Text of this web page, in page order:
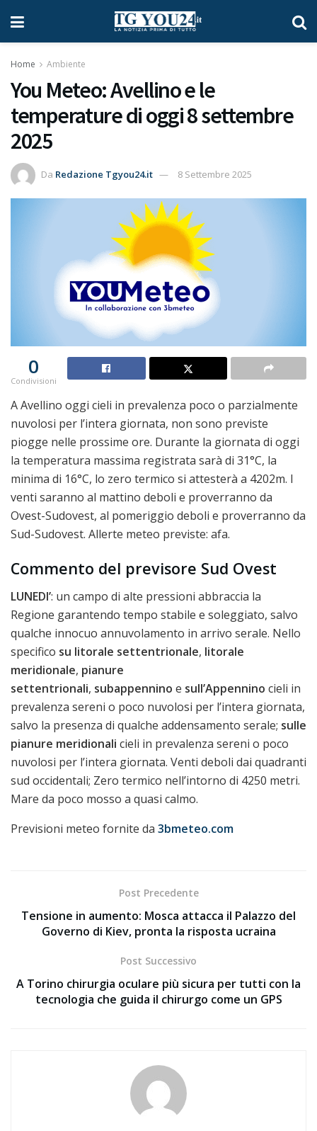
Home Ambiente
You Meteo: Avellino e le
temperature di oggi 8 settembre
2025
Da Redazione Tgyou24.it 8 Settembre 2025
0
Condivisioni
A Avellino oggi cieli in prevalenza poco o parzialmente
nuvolosi per l’intera giornata, non sono previste
piogge nelle prossime ore. Durante la giornata di oggi
la temperatura massima registrata sarà di 31°C, la
minima di 16°C, lo zero termico si attesterà a 4202m. I
venti saranno al mattino deboli e proverranno da
Ovest-Sudovest, al pomeriggio deboli e proverranno da
Sud-Sudovest. Allerte meteo previste: afa.
Commento del previsore Sud Ovest
LUNEDI’: un campo di alte pressioni abbraccia la
Regione garantendo tempo stabile e soleggiato, salvo
qualche innocuo annuvolamento in arrivo serale. Nello
specifico su litorale settentrionale, litorale
meridionale, pianure
settentrionali, subappennino e sull’Appennino cieli in
prevalenza sereni o poco nuvolosi per l’intera giornata,
salvo la presenza di qualche addensamento serale; sulle
pianure meridionali cieli in prevalenza sereni o poco
nuvolosi per l’intera giornata. Venti deboli dai quadranti
sud occidentali; Zero termico nell’intorno di 4250 metri.
Mare da poco mosso a quasi calmo.
Previsioni meteo fornite da 3bmeteo.com
Post Precedente
Tensione in aumento: Mosca attacca il Palazzo del
Governo di Kiev, pronta la risposta ucraina
Post Successivo
A Torino chirurgia oculare più sicura per tutti con la
tecnologia che guida il chirurgo come un GPS